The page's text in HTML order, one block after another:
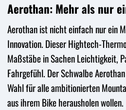
Aerothan: Mehr als nur
Aerothan ist nicht einfach nur ein
Innovation. Dieser Hightech-
Maßstäbe in Sachen Leichtigkeit,
Fahrgefühl. Der Schwalbe
Wahl für alle ambitionierten
aus ihrem Bike herausholen wollen.